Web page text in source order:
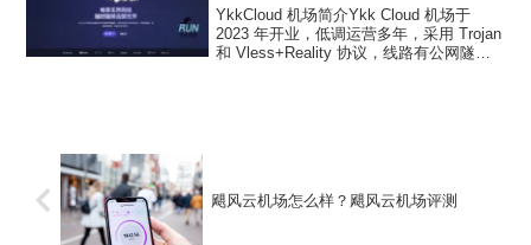
YkkCloud 机场简介Ykk Cloud 机场于
2023 年开业，低调运营多年，采用 Trojan
和 Vless+Reality 协议，线路有公网隧道
飓风云机场怎么样？飓风云机场评测